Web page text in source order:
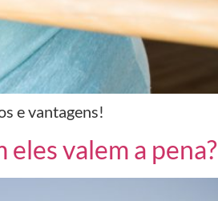
e vantagens!
valem a pena?